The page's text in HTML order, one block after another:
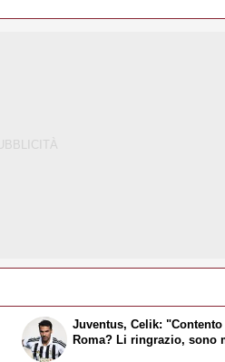
Juventus, Celik:
Roma? Li ringrazio, sono